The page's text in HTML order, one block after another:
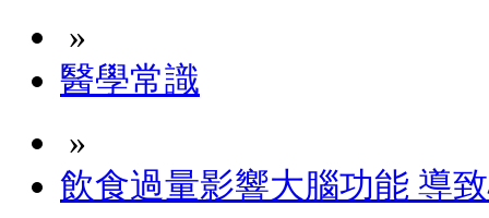
»
醫學常識
»
飲食過量影響大腦功能 導